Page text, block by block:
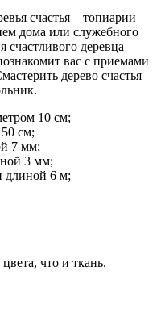
счастья – топиарии
дома или служебного
деревца
вас с приемами
дерево счастья
10 см;
см;
7 мм;
3 мм;
длиной 6 м;
что и ткань.